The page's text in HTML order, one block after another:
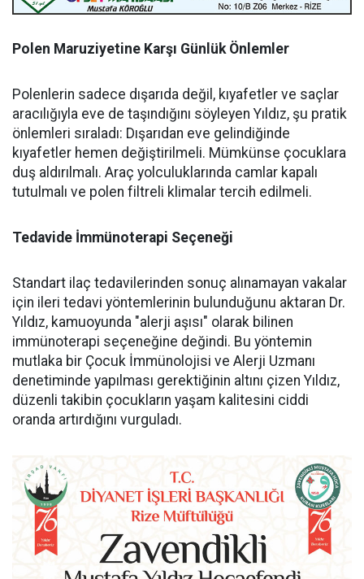
Polen Maruziyetine Karşı Günlük Önlemler
Polenlerin sadece dışarıda değil, kıyafetler ve saçlar
aracılığıyla eve de taşındığını söyleyen Yıldız, şu pratik
önlemleri sıraladı: Dışarıdan eve gelindiğinde
kıyafetler hemen değiştirilmeli. Mümkünse çocuklara
duş aldırılmalı. Araç yolculuklarında camlar kapalı
tutulmalı ve polen filtreli klimalar tercih edilmeli.
Tedavide İmmünoterapi Seçeneği
Standart ilaç tedavilerinden sonuç alınamayan vakalar
için ileri tedavi yöntemlerinin bulunduğunu aktaran Dr.
Yıldız, kamuoyunda "alerji aşısı" olarak bilinen
immünoterapi seçeneğine değindi. Bu yöntemin
mutlaka bir Çocuk İmmünolojisi ve Alerji Uzmanı
denetiminde yapılması gerektiğinin altını çizen Yıldız,
düzenli takibin çocukların yaşam kalitesini ciddi
oranda artırdığını vurguladı.